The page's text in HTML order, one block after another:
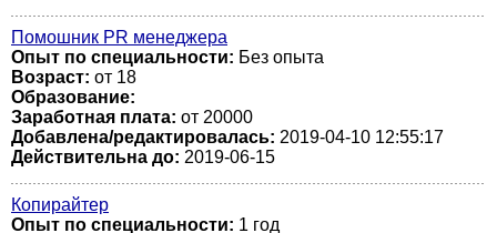
Помошник PR менеджера
Опыт по специальности: Без опыта
Возраст: от 18
Образование:
Заработная плата: от 20000
Добавлена/редактировалась: 2019-04-10 12:55:17
Действительна до: 2019-06-15
Копирайтер
Опыт по специальности: 1 год